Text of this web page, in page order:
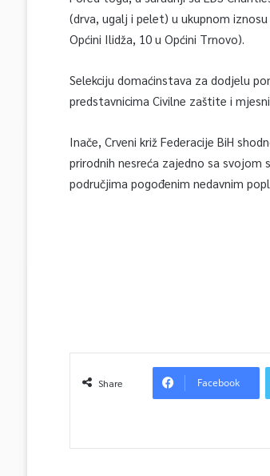
(drva, ugalj i pelet) u ukupnom
Općini Ilidža, 10 u Općini Trnovo).
Selekciju domaćinstava za dodjelu
predstavnicima Civilne zaštite i
Inače, Crveni križ Federacije BiH
prirodnih nesreća zajedno sa
područjima pogođenim nedavnim
Share Facebook